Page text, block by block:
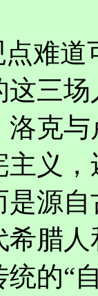
难
三
克
义
源
腊
的“